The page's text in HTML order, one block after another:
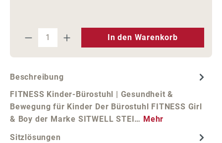
Produkt Anzahl: Gib den
In den Warenkorb
Beschreibung
FITNESS Kinder-Bürostuhl | Gesundheit &
Bewegung für Kinder Der Bürostuhl FITNESS Girl
& Boy der Marke SITWELL STEI… Mehr
Sitzlösungen